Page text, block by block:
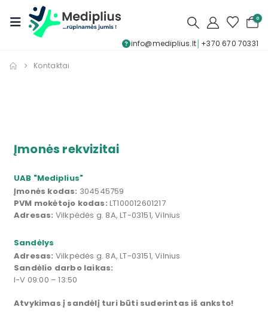
0
info@mediplius.lt│ +370 670 70331
Kontaktai
Įmonės rekvizitai
UAB "Mediplius"
Įmonės kodas: 304545759
PVM mokėtojo kodas: LT100012601217
Adresas: Vilkpėdės g. 8A, LT-03151, Vilnius
Sandėlys
Adresas: Vilkpėdės g. 8A, LT-03151, Vilnius
Sandėlio darbo laikas:
I-V 09:00 – 13:50
Atvykimas į sandėlį turi būti suderintas iš anksto!